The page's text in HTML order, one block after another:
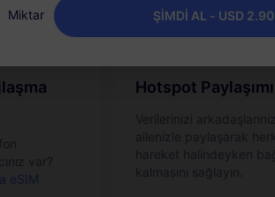
eSIM
Hotspot Paylaşımı
Miktar ŞİMDİ AL - USD 2.90